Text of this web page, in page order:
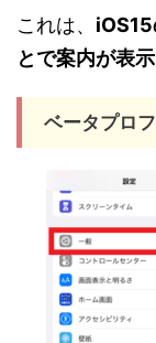
これは、
とで案内が表
ベータプロ